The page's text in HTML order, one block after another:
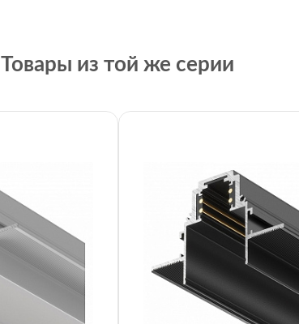
Товары из той же серии